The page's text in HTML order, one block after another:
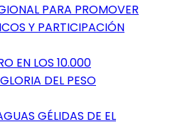
PARA PROMOVER
Y PARTICIPACIÓN
EN LOS 10.000
DEL PESO
GÉLIDAS DE EL